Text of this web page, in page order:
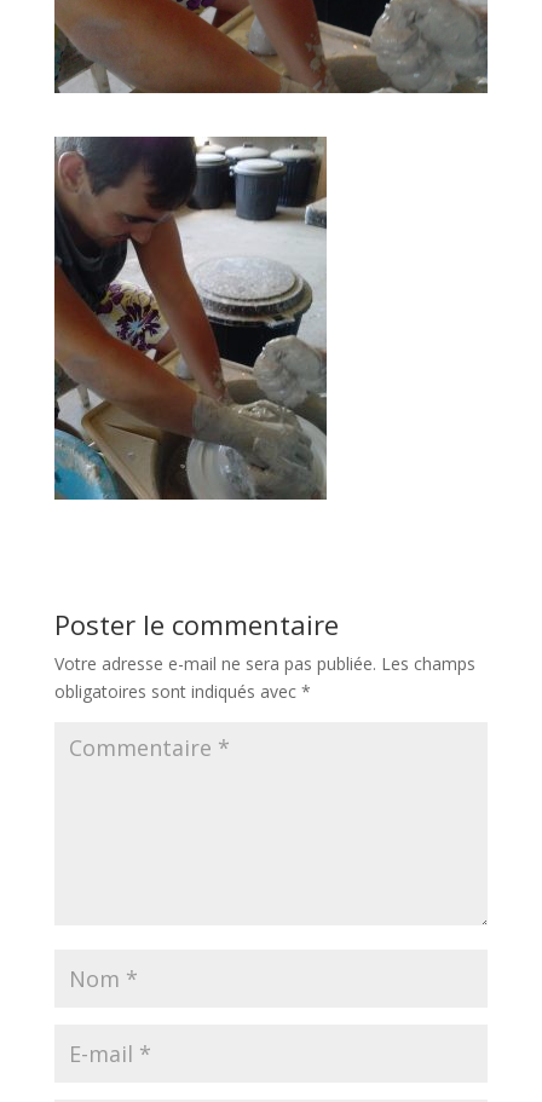
Poster le commentaire
Votre adresse e-mail ne sera pas publiée. Les champs
obligatoires sont indiqués avec *